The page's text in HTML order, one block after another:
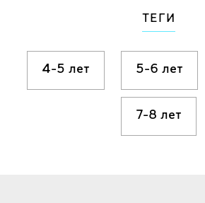
ТЕГИ
4-5 лет 5-6 лет
7-8 лет